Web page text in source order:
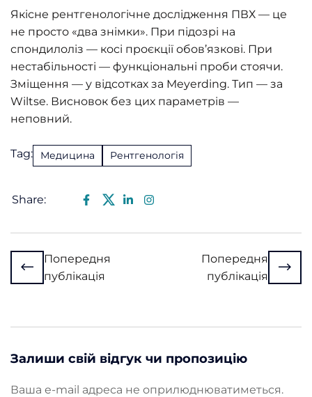
Якісне рентгенологічне дослідження ПВХ — це
не просто «два знімки». При підозрі на
спондилоліз — косі проєкції обов’язкові. При
нестабільності — функціональні проби стоячи.
Зміщення — у відсотках за Meyerding. Тип — за
Wiltse. Висновок без цих параметрів —
неповний.
Tag: Медицина Рентгенологія
Share:
Попередня
публікація
Попередня
публікація
Залиши свій відгук чи пропозицію
Ваша e-mail адреса не оприлюднюватиметься.